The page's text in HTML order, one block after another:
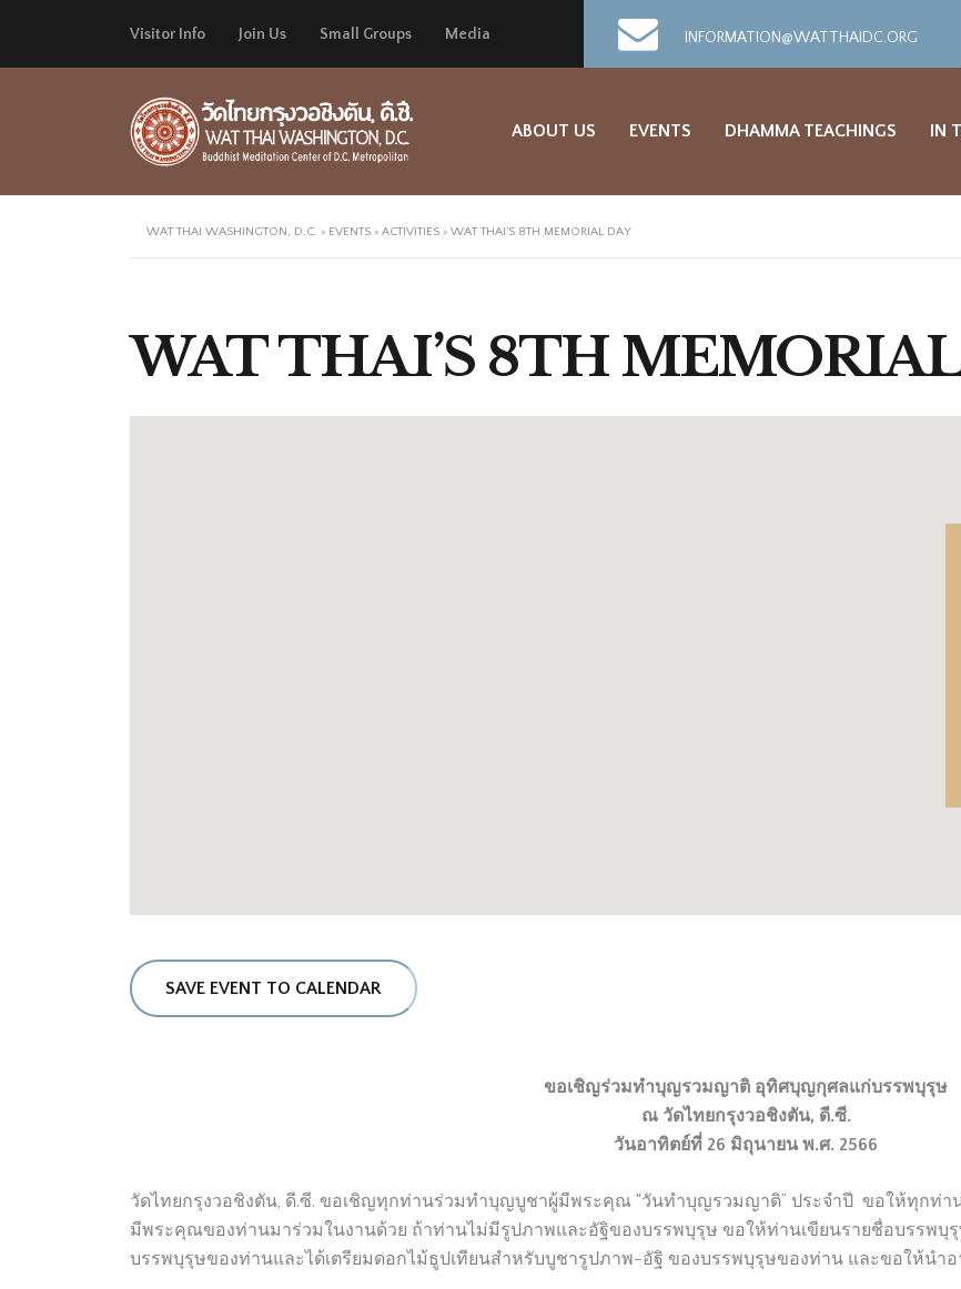
Visitor Info Join Us Small Groups Media INFORMATION@WATTHAIDC.ORG
ABOUT US EVENTS DHAMMA TEACHINGS IN
WAT THAI WASHINGTON, D.C. > EVENTS > ACTIVITIES > WAT THAI’S 8TH MEMORIAL DAY
WAT THAI’S 8TH
SAVE EVENT TO CALENDAR
ขอเชิญร่วมทำบุญรวมญาติ อุทิศบุญกุศลแก่บรรพบุรุษ
ณ วัดไทยกรุงวอชิงตัน, ดี.ซี.
วันอาทิตย์ที่ 26 มิถุนายน พ.ศ. 2566
วัดไทยกรุงวอชิงตัน, ดี.ซี. ขอเชิญทุกท่านร่วมทำบุญบูชาผู้มีพระคุณ “วันทำบุญรวมญาติ” ประจำปี ขอให้ทุกท่
มีพระคุณของท่านมาร่วมในงานด้วย ถ้าท่านไม่มีรูปภาพและอัฐิของบรรพบุรุษ ขอให้ท่านเขียนรายชื่อบรรพบุ
บรรพบุรุษของท่านและได้เตรียมดอกไม้ธูปเทียนสำหรับบูชารูปภาพ-อัฐิ ของบรรพบุรุษของท่าน และขอให้นำ